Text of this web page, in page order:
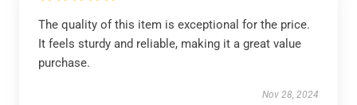
The quality of this item is exceptional for the price.
It feels sturdy and reliable, making it a great value
purchase.
Nov 28, 2024